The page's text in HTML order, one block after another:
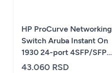
HP ProCurve Networking
Switch Aruba Instant On
1930 24-port 4SFP/SFP+
Smart-managed layer 2+
43.060 RSD